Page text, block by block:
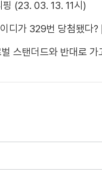
(23. 03. 13. 11시)
이디가 329번 당첨됐다
스탠더드와 반대로